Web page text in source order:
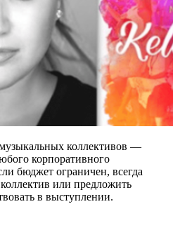
коллективов —
корпоративного
бюджет ограничен, всегда
или предложить
в выступлении.